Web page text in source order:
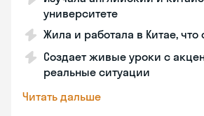
университете
Жила и работала в Китае, что
Создает живые уроки с
реальные ситуации
Читать дальше